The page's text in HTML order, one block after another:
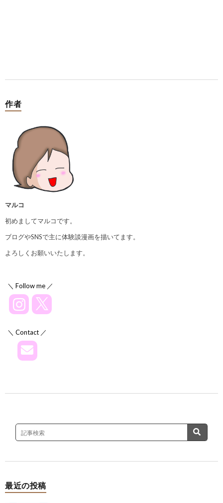
作者
マルコ
初めましてマルコです。
ブログやSNSで主に体験談漫画を描いてます。
よろしくお願いいたします。
＼ Follow me ／
＼ Contact ／
最近の投稿